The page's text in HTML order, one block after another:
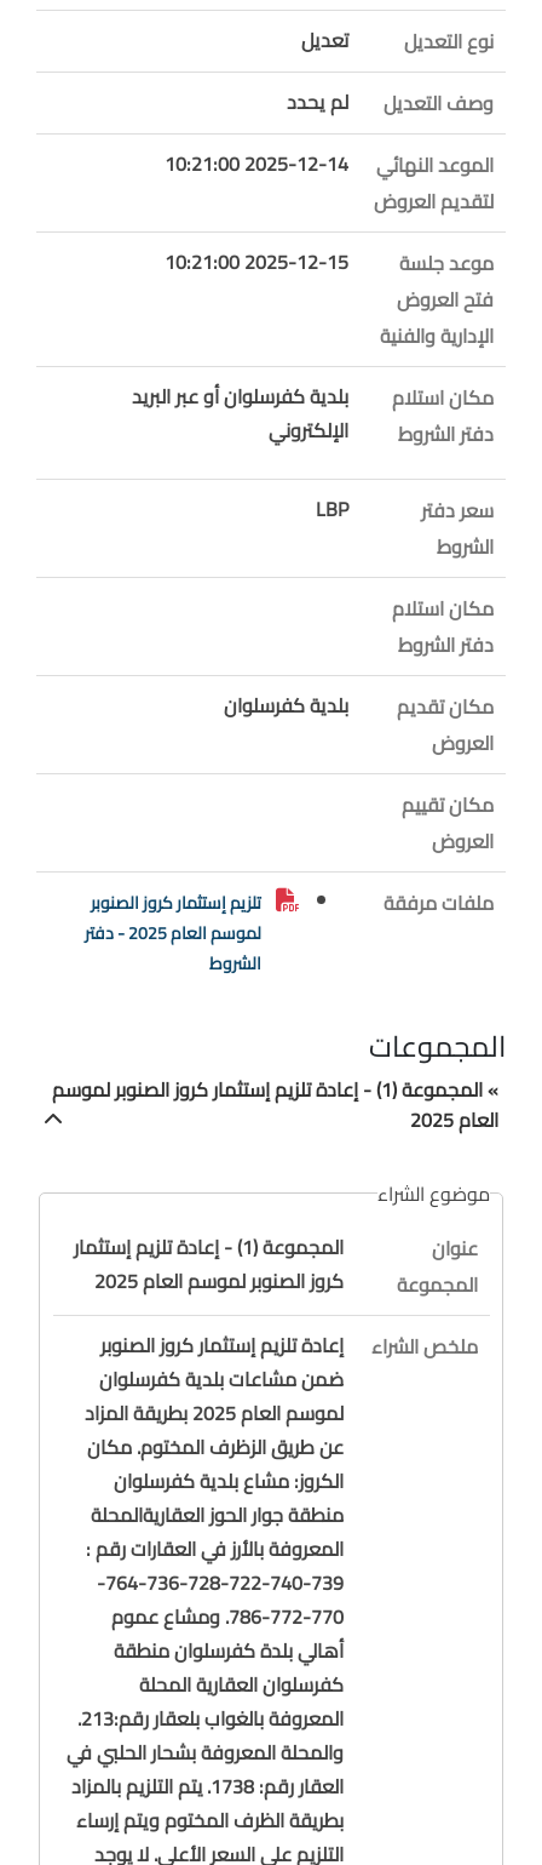
نوع التعديل
تعديل
وصف التعديل
لم يحدد
الموعد النهائي
لتقديم العروض
2025-12-14 10:21:00
موعد جلسة
فتح العروض
الإدارية والفنية
2025-12-15 10:21:00
مكان استلام
دفتر الشروط
بلدية كفرسلوان أو عبر البريد
الإلكتروني
سعر دفتر
الشروط
LBP
مكان استلام
دفتر الشروط
مكان تقديم
العروض
بلدية كفرسلوان
مكان تقييم
العروض
ملفات مرفقة
تلزيم إستثمار كروز الصنوبر
لموسم العام 2025 - دفتر
الشروط
المجموعات
» المجموعة (1) - إعادة تلزيم إستثمار كروز الصنوبر لموسم
العام 2025
موضوع الشراء
عنوان
المجموعة
المجموعة (1) - إعادة تلزيم إستثمار
كروز الصنوبر لموسم العام 2025
ملخص الشراء
إعادة تلزيم إستثمار كروز الصنوبر
ضمن مشاعات بلدية كفرسلوان
لموسم العام 2025 بطريقة المزاد
عن طريق الزظرف المختوم. مكان
الكروز: مشاع بلدية كفرسلوان
منطقة جوار الحوز العقاريةالمحلة
المعروفة بالأرز في العقارات رقم :
739-740-722-728-736-764-
770-772-786. ومشاع عموم
أهالي بلدة كفرسلوان منطقة
كفرسلوان العقارية المحلة
المعروفة بالغواب بلعقار رقم:213.
والمحلة المعروفة بشحار الحلبي في
العقار رقم: 1738. يتم التلزيم بالمزاد
بطريقة الظرف المختوم ويتم إرساء
التلزيم على السعر الأعلى. لا يوجد